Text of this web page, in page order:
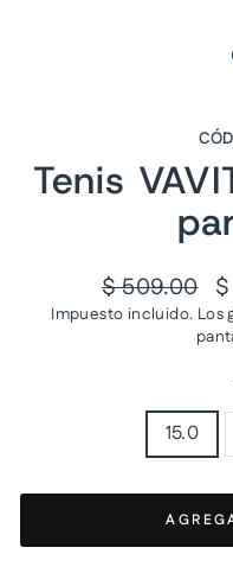
Tenis
Precio
habitual
$ 509.00
Impuesto incluido. Los
15.0